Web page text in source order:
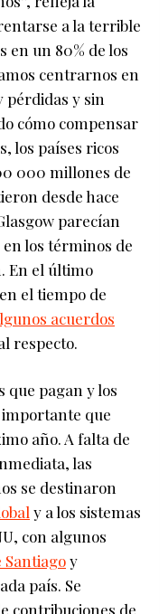
a la terrible
en un 80% de los
centrarnos en
pérdidas y sin
cómo compensar
los países ricos
000 millones de
desde hace
parecían
los términos de
En el último
el tiempo de
acuerdos
respecto.
que pagan y los
que
año. A falta de
las
se destinaron
y a los sistemas
con algunos
Santiagoy
país. Se
contribuciones de